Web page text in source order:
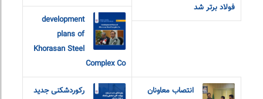
فولاد برتر شد
development
plans of
Khorasan Steel
Complex Co
انتصاب معاونان
رکوردشکنی جدید